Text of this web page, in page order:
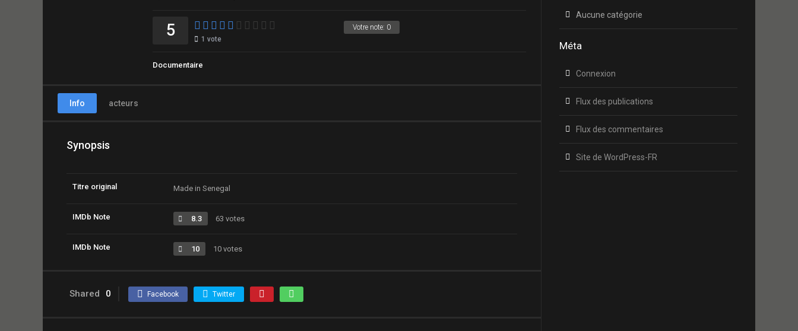
Votre note: 0
5 1 vote
Documentaire
Info acteurs
Synopsis
Titre original Made in Senegal
IMDb Note 8.3 63 votes
IMDb Note 10 10 votes
Shared 0 Facebook Twitter
Aucune catégorie
Méta
Connexion
Flux des publications
Flux des commentaires
Site de WordPress-FR